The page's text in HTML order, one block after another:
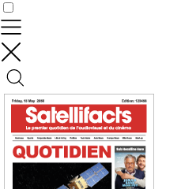
Contrôler vos données